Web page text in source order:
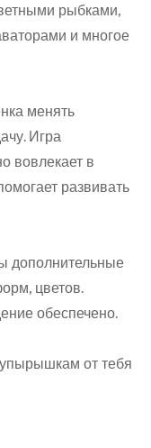
рыбками,
и многое
менять
Игра
вовлекает в
развивать
дополнительные
цветов.
обеспечено.
от тебя
I am